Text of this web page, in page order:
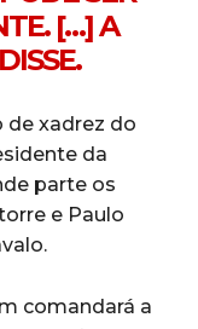
[…] A
de xadrez do
da
parte os
e Paulo
comandará a